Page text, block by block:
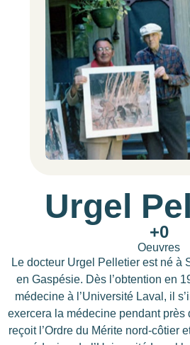
Urgel
Oeuvres
+0
Le docteur Urgel Pelletier est né à
en Gaspésie. Dès l’obtention en
médecine à l’Université Laval, il
exercera la médecine pendant près
reçoit l’Ordre du Mérite nord-côtier